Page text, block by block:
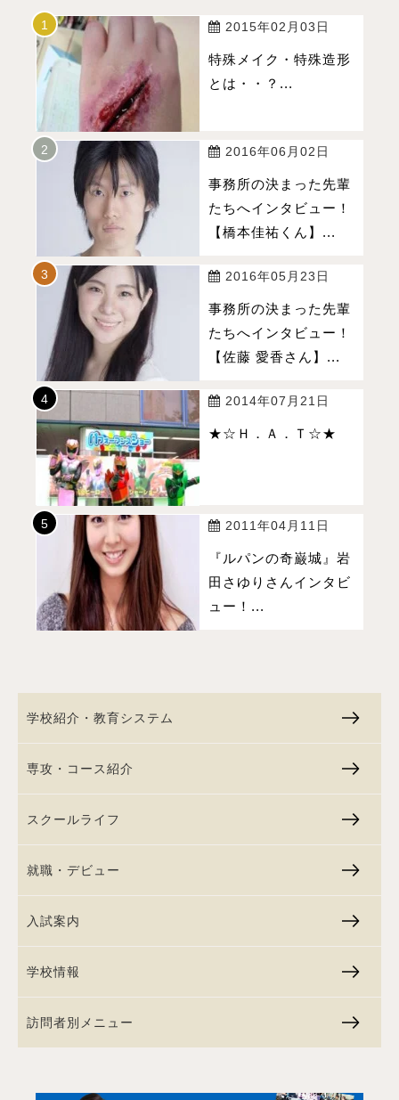
2015年02月03日
特殊メイク・特殊造形
とは・・？...
2016年06月02日
事務所の決まった先輩
たちへインタビュー！
【橋本佳祐くん】...
2016年05月23日
事務所の決まった先輩
たちへインタビュー！
【佐藤 愛香さん】...
2014年07月21日
★☆Ｈ．Ａ．Ｔ☆★
2011年04月11日
『ルパンの奇巌城』岩
田さゆりさんインタビ
ュー！...
学校紹介・教育システム
専攻・コース紹介
スクールライフ
就職・デビュー
入試案内
学校情報
訪問者別メニュー